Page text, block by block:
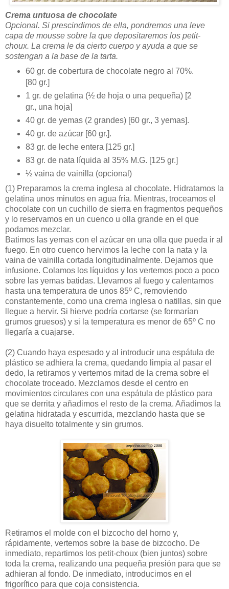
Crema untuosa de chocolate
Opcional. Si prescindimos de ella, pondremos una leve
capa de mousse sobre la que depositaremos los petit-
choux. La crema le da cierto cuerpo y ayuda a que se
sostengan a la base de la tarta.
60 gr. de cobertura de chocolate negro al 70%.
[80 gr.]
1 gr. de gelatina (½ de hoja o una pequeña) [2
gr., una hoja]
40 gr. de yemas (2 grandes) [60 gr., 3 yemas].
40 gr. de azúcar [60 gr.].
83 gr. de leche entera [125 gr.]
83 gr. de nata líquida al 35% M.G. [125 gr.]
½ vaina de vainilla (opcional)
(1) Preparamos la crema inglesa al chocolate. Hidratamos la
gelatina unos minutos en agua fría. Mientras, troceamos el
chocolate con un cuchillo de sierra en fragmentos pequeños
y lo reservamos en un cuenco u olla grande en el que
podamos mezclar.
Batimos las yemas con el azúcar en una olla que pueda ir al
fuego. En otro cuenco hervimos la leche con la nata y la
vaina de vainilla cortada longitudinalmente. Dejamos que
infusione. Colamos los líquidos y los vertemos poco a poco
sobre las yemas batidas. Llevamos al fuego y calentamos
hasta una temperatura de unos 85º C, removiendo
constantemente, como una crema inglesa o natillas, sin que
llegue a hervir. Si hierve podría cortarse (se formarían
grumos gruesos) y si la temperatura es menor de 65º C no
llegaría a cuajarse.
(2) Cuando haya espesado y al introducir una espátula de
plástico se adhiera la crema, quedando limpia al pasar el
dedo, la retiramos y vertemos mitad de la crema sobre el
chocolate troceado. Mezclamos desde el centro en
movimientos circulares con una espátula de plástico para
que se derrita y añadimos el resto de la crema. Añadimos la
gelatina hidratada y escurrida, mezclando hasta que se
haya disuelto totalmente y sin grumos.
Retiramos el molde con el bizcocho del horno y,
rápidamente, vertemos sobre la base de bizcocho. De
inmediato, repartimos los petit-choux (bien juntos) sobre
toda la crema, realizando una pequeña presión para que se
adhieran al fondo. De inmediato, introducimos en el
frigorífico para que coja consistencia.